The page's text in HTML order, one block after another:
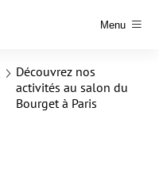
Menu
Découvrez nos
activités au salon du
Bourget à Paris